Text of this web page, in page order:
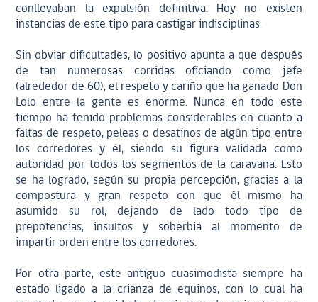
conllevaban la expulsión definitiva. Hoy no existen
instancias de este tipo para castigar indisciplinas.
Sin obviar dificultades, lo positivo apunta a que después
de tan numerosas corridas oficiando como jefe
(alrededor de 60), el respeto y cariño que ha ganado Don
Lolo entre la gente es enorme. Nunca en todo este
tiempo ha tenido problemas considerables en cuanto a
faltas de respeto, peleas o desatinos de algún tipo entre
los corredores y él, siendo su figura validada como
autoridad por todos los segmentos de la caravana. Esto
se ha logrado, según su propia percepción, gracias a la
compostura y gran respeto con que él mismo ha
asumido su rol, dejando de lado todo tipo de
prepotencias, insultos y soberbia al momento de
impartir orden entre los corredores.
Por otra parte, este antiguo cuasimodista siempre ha
estado ligado a la crianza de equinos, con lo cual ha